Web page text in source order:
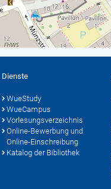
Dienste
WueStudy
WueCampus
Vorlesungsverzeichnis
Online-Bewerbung und
Online-Einschreibung
Katalog der Bibliothek